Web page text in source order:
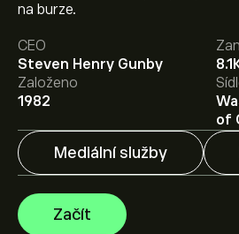
na burze.
CEO
Steven Henry Gunby
Založeno
1982
of
Mediální služby
Začít
Průměrný cenový cíl pro akcie FTI
150.87‎$‎.Zaregistrujte se
na
prognózy analytiků i cenové cíle.
Analytici nabízí prognózy pro
základě tržních trendů, finančních
růstu. Podívejte se na prognózu